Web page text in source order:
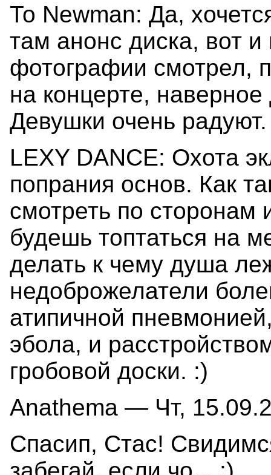
То Newman: Да,
там анонс диска, вот
фотографии смотрел,
на концерте,
Девушки очень
LEXY DANCE: Охота
попрания основ. Как
смотреть по сторонам
будешь топтаться на
делать к чему душа
недоброжелатели
атипичной
эбола, и
гробовой доски. :)
Anathema — Чт,
Спасип, Стас!